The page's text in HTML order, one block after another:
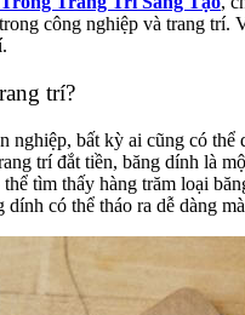
công nghiệp và trang
trí?
bất kỳ ai cũng có thể
trí đắt tiền, băng dính là
tìm thấy hàng trăm loại
có thể tháo ra dễ dàng